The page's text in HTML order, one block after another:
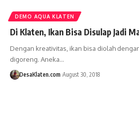
DEMO AQUA KLATEN
Di Klaten, Ikan Bisa Disulap Jadi
Dengan kreativitas, ikan bisa diolah
digoreng. Aneka…
DesaKlaten.com August 30, 2018